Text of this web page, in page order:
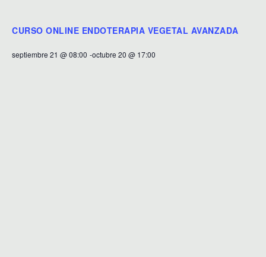
CURSO ONLINE ENDOTERAPIA VEGETAL AVANZADA
septiembre 21 @ 08:00 -octubre 20 @ 17:00